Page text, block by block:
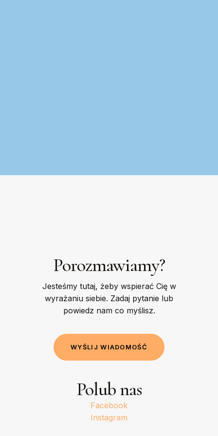
Porozmawiamy?
Jesteśmy tutaj, żeby wspierać Cię w
wyrażaniu siebie. Zadaj pytanie lub
powiedz nam co myślisz.
WYŚLI J WIADOMOŚĆ
Polub nas
Facebook
Instagram